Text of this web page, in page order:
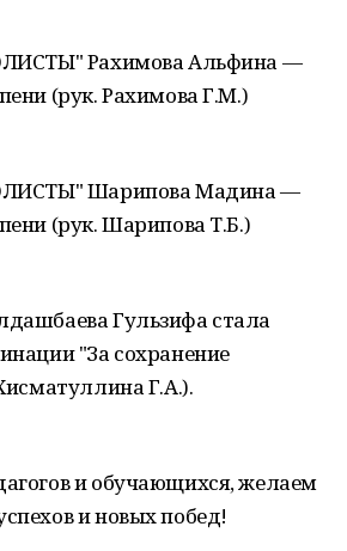
Рахимова Альфина —
(рук. Рахимова Г.М.)
Шарипова Мадина —
(рук. Шарипова Т.Б.)
Гульзифа стала
"За сохранение
Г.А.).
и обучающихся, желаем
и новых побед!